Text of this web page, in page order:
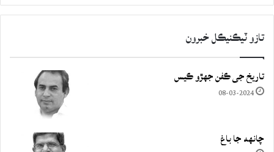
تازو ٽيڪنيڪل خبرون
تاريخ جي ڪفن جھڙو ڪيس
08-03-2024
چانهه جا باغ